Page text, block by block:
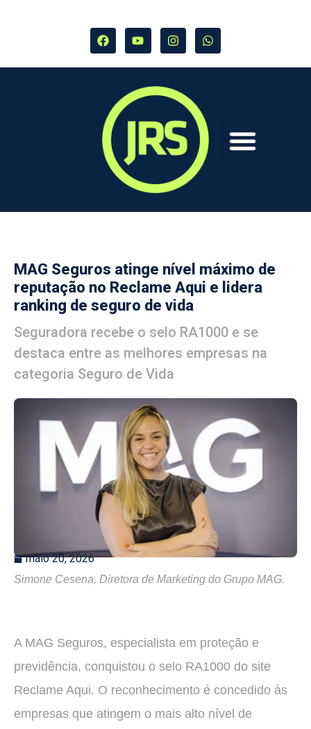
MAG Seguros atinge nível máximo de
reputação no Reclame Aqui e lidera
ranking de seguro de vida
Seguradora recebe o selo RA1000 e se
destaca entre as melhores empresas na
categoria Seguro de Vida
maio 20, 2026
Simone Cesena, Diretora de Marketing do Grupo MAG.
A MAG Seguros, especialista em proteção e
previdência, conquistou o selo RA1000 do site
Reclame Aqui. O reconhecimento é concedido às
empresas que atingem o mais alto nível de